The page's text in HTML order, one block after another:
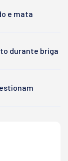
e mata
durante briga